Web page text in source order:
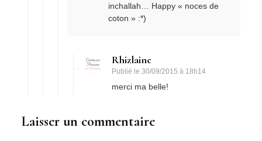
inchallah… Happy « noces de
coton » :*)
Rhizlaine
Publié le30/09/2015 à 18h14
merci ma belle!
Laisser un commentaire